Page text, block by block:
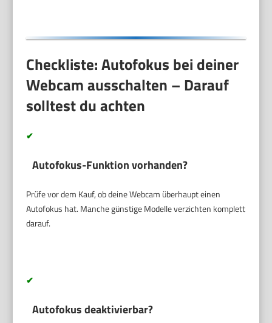
Checkliste: Autofokus bei deiner
Webcam ausschalten – Darauf
solltest du achten
✔
Autofokus-Funktion vorhanden?
Prüfe vor dem Kauf, ob deine Webcam überhaupt einen
Autofokus hat. Manche günstige Modelle verzichten komplett
darauf.
✔
Autofokus deaktivierbar?